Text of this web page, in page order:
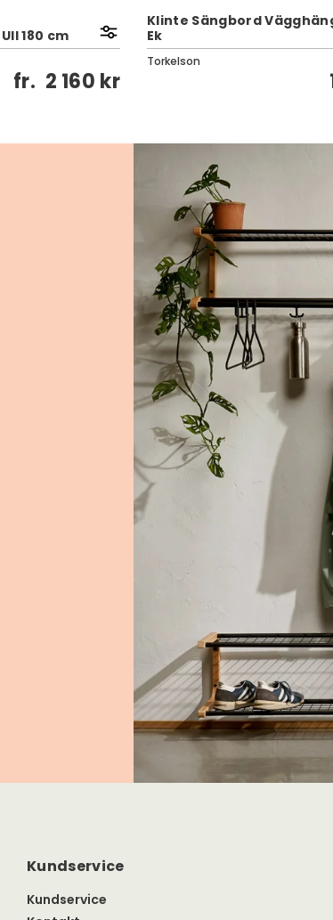
180 cm
fr. 2 160 kr
Klinte Sängbord
Ek
Torkelson
Kundservice
Kundservice